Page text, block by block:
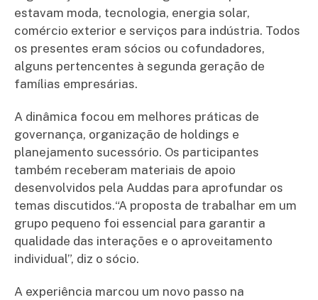
estavam moda, tecnologia, energia solar,
comércio exterior e serviços para indústria. Todos
os presentes eram sócios ou cofundadores,
alguns pertencentes à segunda geração de
famílias empresárias.
A dinâmica focou em melhores práticas de
governança, organização de holdings e
planejamento sucessório. Os participantes
também receberam materiais de apoio
desenvolvidos pela Auddas para aprofundar os
temas discutidos.“A proposta de trabalhar em um
grupo pequeno foi essencial para garantir a
qualidade das interações e o aproveitamento
individual”, diz o sócio.
A experiência marcou um novo passo na